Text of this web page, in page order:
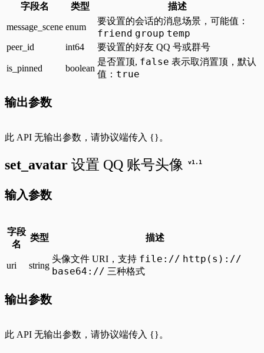
字段名 类型 描述
message_scene enum
要设置的会话的消息场景，可能值：
friend group temp
peer_id int64 要设置的好友 QQ 号或群号
is_pinned boolean
是否置顶, false 表示取消置顶，默认
值： true
输出参数
此 API 无输出参数，请协议端传入 {}。
set_avatar 设置 QQ 账号头像 v1.1
输入参数
字段
名
类型 描述
uri string
头像文件 URI，支持 file:// http(s)://
base64:// 三种格式
输出参数
此 API 无输出参数，请协议端传入 {}。